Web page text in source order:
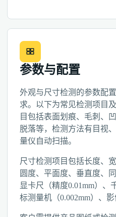
参数与配置
外观与尺寸检测的参数配
求。以下为常见检测项目
目包括表面划痕、毛刺、
脱落等，检测方法有目视
量仪自动扫描。
尺寸检测项目包括长度、
圆度、平面度、垂直度、
显卡尺（精度0.01mm）、
标测量机（0.002mm）、影